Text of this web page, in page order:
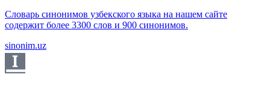
Словарь синонимов узбекского языка на нашем сайте
содержит более 3300 слов и 900 синонимов.
sinonim.uz